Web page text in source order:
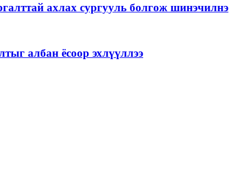
ахлах сургууль болгож шинэчилнэ
албан ёсоор эхлүүллээ